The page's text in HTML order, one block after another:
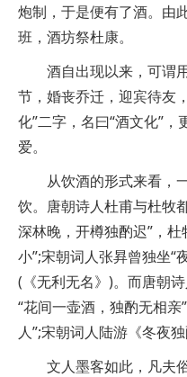
炮制，于是便有了酒。由
班，酒坊祭杜康。
酒自出现以来，可谓
节，婚丧乔迁，迎宾待友
化”二字，名曰“酒文化”
爱。
从饮酒的形式来看，
饮。唐朝诗人杜甫与杜牧
深林晚，开樽独酌迟”，
小”;宋朝词人张昪曾独坐“
(《无利无名》)。而唐朝
“花间一壶酒，独酌无相
人”;宋朝词人陆游《冬夜
文人墨客如此，凡夫